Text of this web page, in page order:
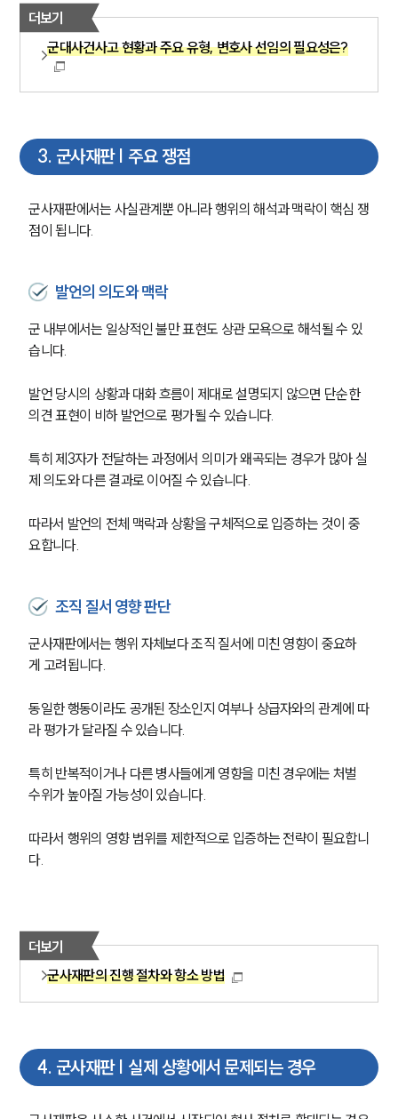
더보기
군대사건사고 현황과 주요 유형, 변호사 선임의 필요성은?
3. 군사재판 | 주요 쟁점
군사재판에서는 사실관계뿐 아니라 행위의 해석과 맥락이 핵심 쟁
점이 됩니다.
발언의 의도와 맥락
군 내부에서는 일상적인 불만 표현도 상관 모욕으로 해석될 수 있
습니다.
발언 당시의 상황과 대화 흐름이 제대로 설명되지 않으면 단순한
의견 표현이 비하 발언으로 평가될 수 있습니다.
특히 제3자가 전달하는 과정에서 의미가 왜곡되는 경우가 많아 실
제 의도와 다른 결과로 이어질 수 있습니다.
따라서 발언의 전체 맥락과 상황을 구체적으로 입증하는 것이 중
요합니다.
조직 질서 영향 판단
군사재판에서는 행위 자체보다 조직 질서에 미친 영향이 중요하
게 고려됩니다.
동일한 행동이라도 공개된 장소인지 여부나 상급자와의 관계에 따
라 평가가 달라질 수 있습니다.
특히 반복적이거나 다른 병사들에게 영향을 미친 경우에는 처벌
수위가 높아질 가능성이 있습니다.
따라서 행위의 영향 범위를 제한적으로 입증하는 전략이 필요합니
다.
더보기
군사재판의 진행 절차와 항소 방법
4. 군사재판 | 실제 상황에서 문제되는 경우